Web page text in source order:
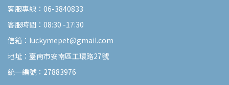
客服專線：06-3840833
客服時間：08:30 -17:30
信箱：luckymepet@gmail.com
地址：臺南市安南區工環路27號
統一編號：27883976